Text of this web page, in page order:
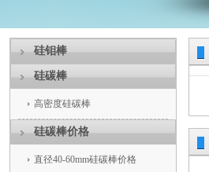
硅钼棒
硅碳棒
高密度硅碳棒
硅碳棒价格
直径40-60mm硅碳棒价格